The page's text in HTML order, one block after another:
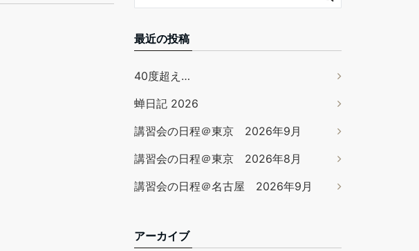
最近の投稿
40度超え…
蝉日記 2026
講習会の日程＠東京 2026年9月
講習会の日程＠東京 2026年8月
講習会の日程＠名古屋 2026年9月
アーカイブ